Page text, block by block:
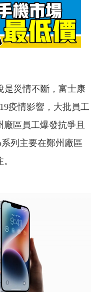
是災情不斷，富士康
疫情影響，大批員工
區員工爆發抗爭且
列主要在鄭州廠區